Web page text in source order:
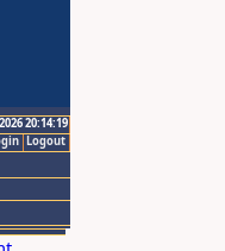
20:14:19
Logout